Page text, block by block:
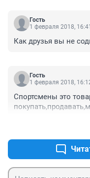
Гость
1 февраля 2018, 16:41
Как друзья вы не
Гость
1 февраля 2018,
Спортсмены это